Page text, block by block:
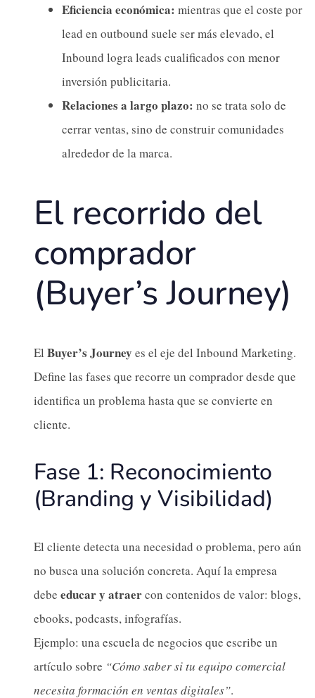
Eficiencia económica: mientras que el coste por
lead en outbound suele ser más elevado, el
Inbound logra leads cualificados con menor
inversión publicitaria.
Relaciones a largo plazo: no se trata solo de
cerrar ventas, sino de construir comunidades
alrededor de la marca.
El recorrido del
comprador
(Buyer’s Journey)
El Buyer’s Journey es el eje del Inbound Marketing.
Define las fases que recorre un comprador desde que
identifica un problema hasta que se convierte en
cliente.
Fase 1: Reconocimiento
(Branding y Visibilidad)
El cliente detecta una necesidad o problema, pero aún
no busca una solución concreta. Aquí la empresa
debe educar y atraercon contenidos de valor: blogs,
ebooks, podcasts, infografías.
Ejemplo: una escuela de negocios que escribe un
artículo sobre “Cómo saber si tu equipo comercial
necesita formación en ventas digitales”.